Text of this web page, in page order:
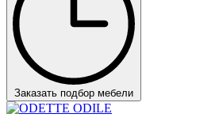
Заказать подбор мебели